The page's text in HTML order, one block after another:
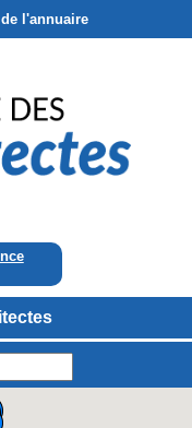
l'annuaire